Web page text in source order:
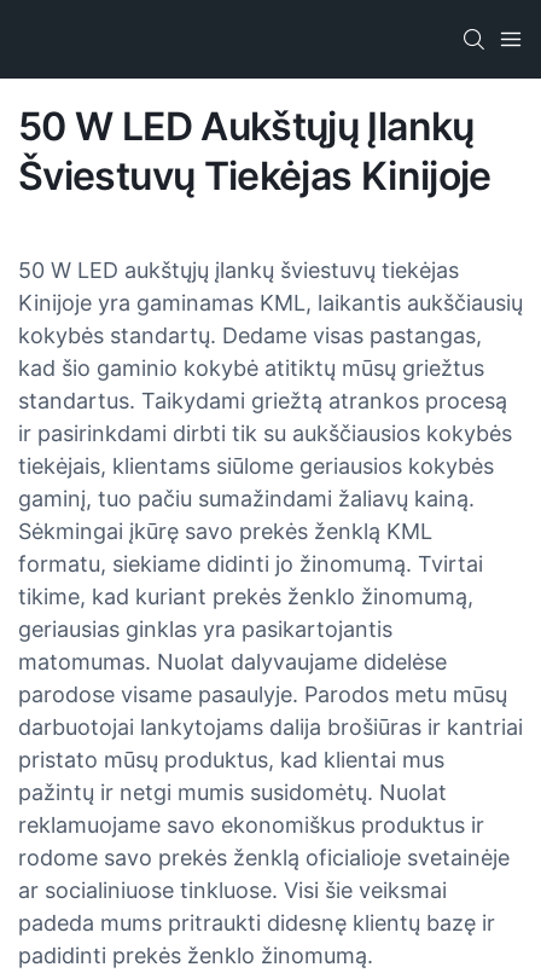
50 W LED Aukštųjų Įlankų
Šviestuvų Tiekėjas Kinijoje
50 W LED aukštųjų įlankų šviestuvų tiekėjas
Kinijoje yra gaminamas KML, laikantis aukščiausių
kokybės standartų. Dedame visas pastangas,
kad šio gaminio kokybė atitiktų mūsų griežtus
standartus. Taikydami griežtą atrankos procesą
ir pasirinkdami dirbti tik su aukščiausios kokybės
tiekėjais, klientams siūlome geriausios kokybės
gaminį, tuo pačiu sumažindami žaliavų kainą.
Sėkmingai įkūrę savo prekės ženklą KML
formatu, siekiame didinti jo žinomumą. Tvirtai
tikime, kad kuriant prekės ženklo žinomumą,
geriausias ginklas yra pasikartojantis
matomumas. Nuolat dalyvaujame didelėse
parodose visame pasaulyje. Parodos metu mūsų
darbuotojai lankytojams dalija brošiūras ir kantriai
pristato mūsų produktus, kad klientai mus
pažintų ir netgi mumis susidomėtų. Nuolat
reklamuojame savo ekonomiškus produktus ir
rodome savo prekės ženklą oficialioje svetainėje
ar socialiniuose tinkluose. Visi šie veiksmai
padeda mums pritraukti didesnę klientų bazę ir
padidinti prekės ženklo žinomumą.